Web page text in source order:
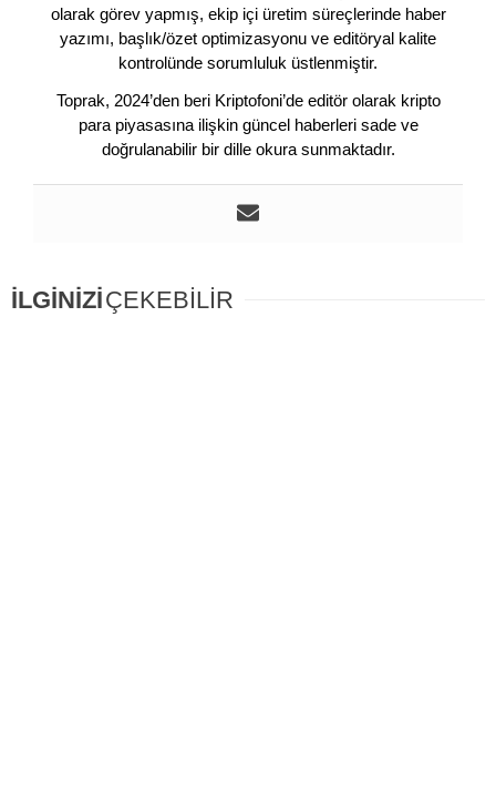
olarak görev yapmış, ekip içi üretim süreçlerinde haber
yazımı, başlık/özet optimizasyonu ve editöryal kalite
kontrolünde sorumluluk üstlenmiştir.
Toprak, 2024’den beri Kriptofoni’de editör olarak kripto
para piyasasına ilişkin güncel haberleri sade ve
doğrulanabilir bir dille okura sunmaktadır.
İLGİNİZİÇEKEBİLİR